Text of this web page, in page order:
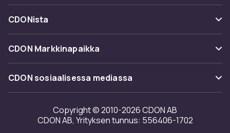
Ota yhteyttä
Toimitus
Takaisinvedot
Kategoriat
Tuotemerkit
CDONista
Tietoa meistä
Asiakasarvionnit
Investor relations
Saavutettavuusseloste
CDON Markkinapaikka
Merchant Help Center
CDON sosiaalisessa mediassa
Copyright © 2010-2026 CDON AB
CDON AB, Yrityksen tunnus: 556406-1702